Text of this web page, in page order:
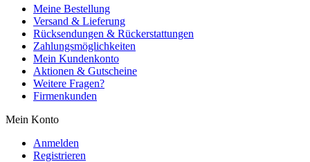
Meine Bestellung
Versand & Lieferung
Rücksendungen & Rückerstattungen
Zahlungsmöglichkeiten
Mein Kundenkonto
Aktionen & Gutscheine
Weitere Fragen?
Firmenkunden
Mein Konto
Anmelden
Registrieren